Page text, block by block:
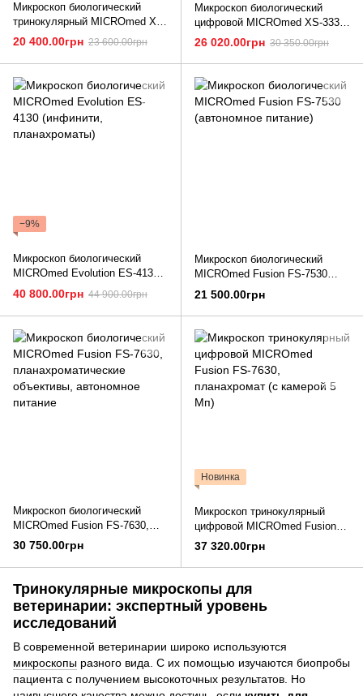
Микроскоп биологический
тринокулярный MICROmed XS-
3330 LED
20 400.00грн 23 600.00грн
Микроскоп биологический
цифровой MICROmed XS-3330
LED с камерой 5 Мп
26 020.00грн 30 350.00грн
−9%
Микроскоп биологический
MICROmed Evolution ES-4130
(инфинити, планахроматы)
40 800.00грн 44 900.00грн
Микроскоп биологический
MICROmed Fusion FS-7530
(автономное питание)
21 500.00грн
Микроскоп биологический
MICROmed Fusion FS-7630,
планахроматические
объективы, автономное
питание
30 750.00грн
Новинка
Микроскоп тринокулярный
цифровой MICROmed Fusion
FS-7630, планахромат (с
камерой 5 Мп)
37 320.00грн
Тринокулярные микроскопы для
ветеринарии: экспертный уровень
исследований
В современной ветеринарии широко используются
микроскопы разного вида. С их помощью изучаются биопробы
пациента с получением высокоточных результатов. Но